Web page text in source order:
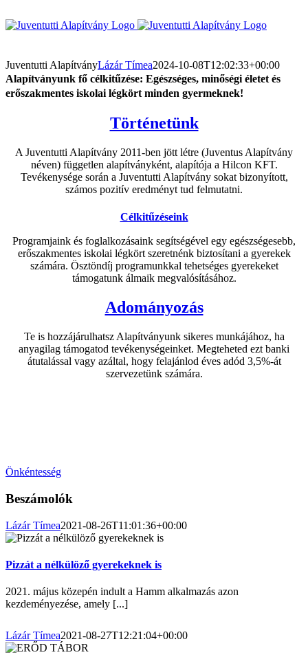
Juventutti AlapítványLázár Tímea2024-10-08T12:02:33+00:00
Alapítványunk fő célkitűzése: Egészséges, minőségi életet és
erőszakmentes iskolai légkört minden gyermeknek!
Történetünk
A Juventutti Alapítvány 2011-ben jött létre (Juventus Alapítvány
néven) független alapítványként, alapítója a Hilcon KFT.
Tevékenysége során a Juventutti Alapítvány sokat bizonyított,
számos pozitív eredményt tud felmutatni.
Célkitűzéseink
Programjaink és foglalkozásaink segítségével egy egészségesebb,
erőszakmentes iskolai légkört szeretnénk biztosítani a gyerekek
számára. Ösztöndíj programunkkal tehetséges gyerekeket
támogatunk álmaik megvalósításához.
Adományozás
Te is hozzájárulhatsz Alapítványunk sikeres munkájához, ha
anyagilag támogatod tevékenységeinket. Megteheted ezt banki
átutalással vagy azáltal, hogy felajánlod éves adód 3,5%-át
szervezetünk számára.
Önkéntesség
Beszámolók
Lázár Tímea2021-08-26T11:01:36+00:00
Pizzát a nélkülöző gyerekeknek is
2021. május közepén indult a Hamm alkalmazás azon
kezdeményezése, amely [...]
Lázár Tímea2021-08-27T12:21:04+00:00